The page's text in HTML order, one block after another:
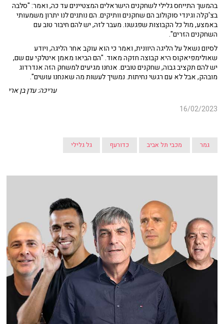
בהמשך התייחס גלילי לשחקנים הישראלים המצטיינים עד כה, ואמר: "סלבה
בצ'קלה וגינדי סוקולוב הם שחקנים וותיקים. הם נותנים לנו יתרון משמעותי
באמצע, מול כל הקבוצות שפגשנו. מעבר לזה, יש להם חיבור טוב עם
השחקנים הזרים".
לסיום נשאל על הליגה היוונית, ואמר כי הוא עוקב אחר הליגה, ויודע
שאולימפיאקוס היא קבוצה חזקה מאוד. "הם הביאו מאמן איטלקי עם שם,
יש להם תקציב גבוה, שחקנים טובים. אנחנו מגיעים למשחק הזה אנדרדוג
מובהק, אבל לא עם רגשי נחיתות. נמשיך לעשות מה שאנחנו עושים".
עריכה: עדן בן ארי
16/02/2023
גמר מכבי תל אביב כדורעף גל גלילי